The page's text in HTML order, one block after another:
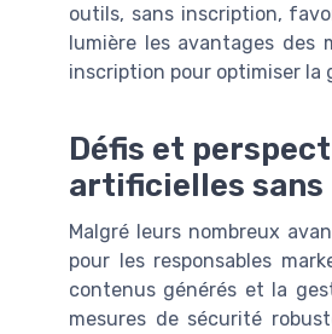
outils, sans inscription,
lumière les avantages des
inscription pour optimiser la
Défis et
artificielles
Malgré leurs nombreux
pour les responsables
contenus générés et la
mesures de sécurité